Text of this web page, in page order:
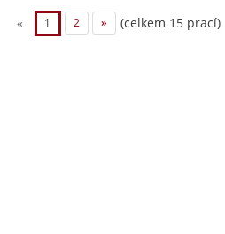
« 1 2 » (celkem 15 prací)